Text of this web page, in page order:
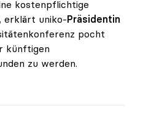
kostenpflichtige
erklärt uniko-Präsidentin
pocht
künftigen
zu werden.
„uniko in Ausbau